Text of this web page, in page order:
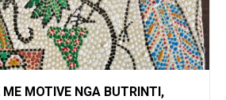
MOTIVE NGA BUTRINTI,